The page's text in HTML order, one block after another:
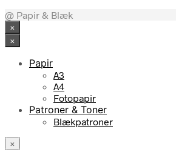
@ Papir & Blæk
×
×
Papir
A3
A4
Fotopapir
Patroner & Toner
Blækpatroner
×